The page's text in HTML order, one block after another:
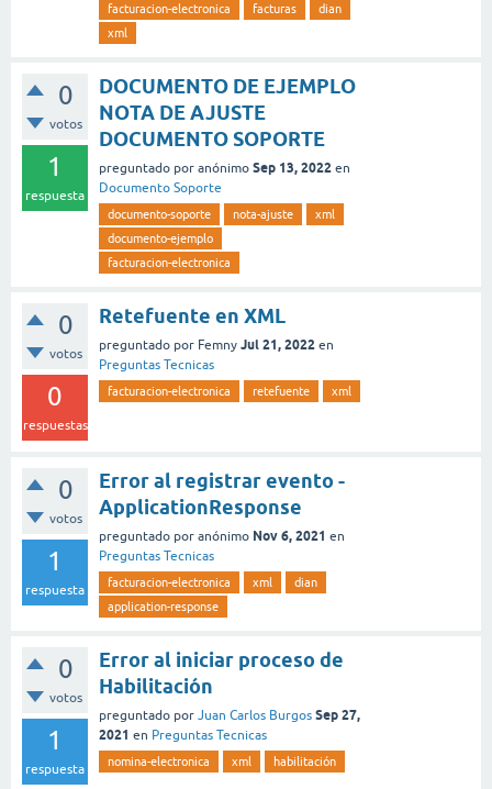
facturacion-electronica facturas
dian
xml
0
votos
1
respuesta
DOCUMENTO DE EJEMPLO
NOTA DE AJUSTE
DOCUMENTO SOPORTE
preguntado por anónimo Sep 13, 2022 en
Documento Soporte
documento-soporte nota-ajuste
xml
documento-ejemplo
facturacion-electronica
0
votos
0
respuestas
Retefuente en XML
preguntado por Femny Jul 21, 2022 en
Preguntas Tecnicas
facturacion-electronica retefuente xml
0
votos
1
respuesta
Error al registrar evento -
ApplicationResponse
preguntado por anónimo Nov 6, 2021 en
Preguntas Tecnicas
facturacion-electronica xml
dian
application-response
0
votos
1
respuesta
Error al iniciar proceso de
Habilitación
preguntado por Juan Carlos Burgos Sep 27,
2021 en Preguntas Tecnicas
nomina-electronica xml habilitación